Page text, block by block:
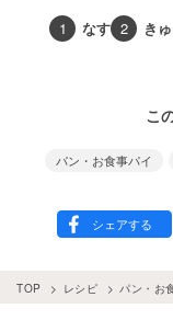
1 なす 2 き
こ
パン・お食事パイ
TOP レシピ パン・お